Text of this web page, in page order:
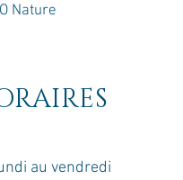
Nature
au vendredi